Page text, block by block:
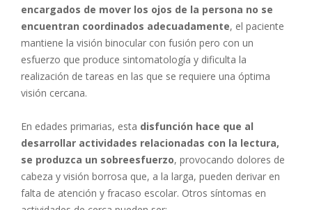
encargados de mover los ojos de la persona no se
encuentran coordinados adecuadamente, el paciente
mantiene la visión binocular con fusión pero con un
esfuerzo que produce sintomatología y dificulta la
realización de tareas en las que se requiere una óptima
visión cercana.
En edades primarias, esta disfunción hace que al
desarrollar actividades relacionadas con la lectura,
se produzca un sobreesfuerzo, provocando dolores de
cabeza y visión borrosa que, a la larga, pueden derivar en
falta de atención y fracaso escolar. Otros síntomas en